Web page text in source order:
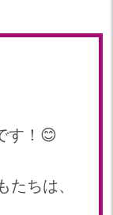
す！😊
たちは、